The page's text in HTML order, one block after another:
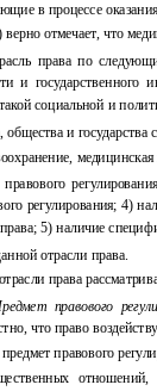
в процессе
отмечает, что
права по
и государственного
социальной и
общества и
правового
регулирования; 4)
5) наличие
отрасли права.
права
правового
что право
правового
отношений,